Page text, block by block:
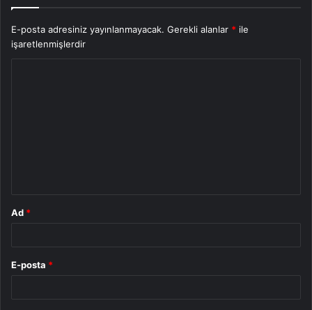
E-posta adresiniz yayınlanmayacak. Gerekli alanlar * ile
işaretlenmişlerdir
Ad *
E-posta *